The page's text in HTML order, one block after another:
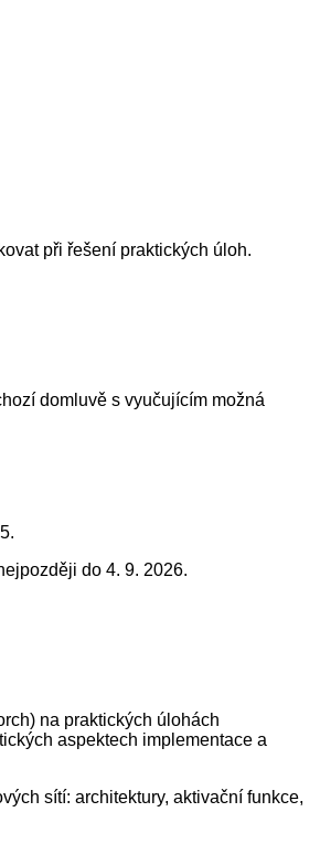
při řešení praktických úloh.
domluvě s vyučujícím možná
do 4. 9. 2026.
na praktických úlohách
aspektech implementace a
sítí: architektury, aktivační funkce,